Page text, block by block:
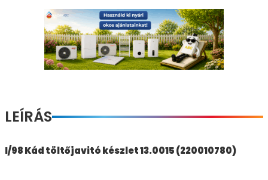
LEÍRÁS
I/98 Kád töltő javitó készlet 13.0015 (220010780)